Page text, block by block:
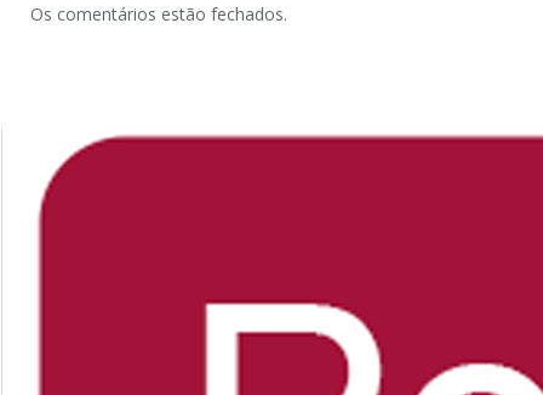
Os comentários estão fechados.